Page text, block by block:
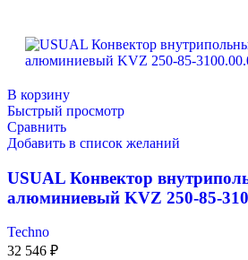
В корзину
Быстрый просмотр
Сравнить
Добавить в список желаний
USUAL Конвектор
алюминиевый KVZ 250-85-
Techno
32 546 ₽